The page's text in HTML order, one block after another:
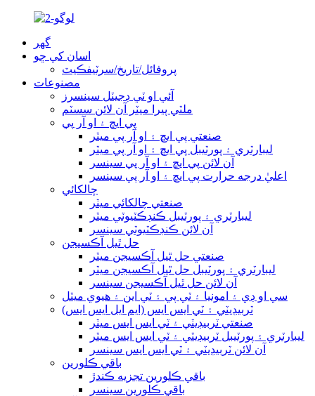
گھر
اسان کي ڇو
پروفائل/تاريخ/سرٽيفڪيٽ
مصنوعات
آئي او ٽي ڊجيٽل سينسرز
ملٽي پيرا ميٽر آن لائن سسٽم
پي ايڇ ۽ او آر پي
صنعتي پي ايڇ ۽ او آر پي ميٽر
ليبارٽري ۽ پورٽيبل پي ايڇ ۽ او آر پي ميٽر
آن لائن پي ايڇ ۽ او آر پي سينسر
اعليٰ درجه حرارت پي ايڇ ۽ او آر پي سينسر
چالکائي
صنعتي چالکائي ميٽر
ليبارٽري ۽ پورٽيبل ڪنڊڪٽيوٽي ميٽر
آن لائن ڪنڊڪٽيوٽي سينسر
حل ٿيل آڪسيجن
صنعتي حل ٿيل آڪسيجن ميٽر
ليبارٽري ۽ پورٽيبل حل ٿيل آڪسيجن ميٽر
آن لائن حل ٿيل آڪسيجن سينسر
سي او ڊي ۽ امونيا ۽ ٽي پي ۽ ٽي اين ۽ هيوي ميٽل
ٽربيڊيٽي ۽ ٽي ايس ايس (ايم ايل ايس ايس)
صنعتي ٽربيڊيٽي ۽ ٽي ايس ايس ميٽر
ليبارٽري ۽ پورٽيبل ٽربيڊيٽي ۽ ٽي ايس ايس ميٽر
آن لائن ٽربيڊيٽي ۽ ٽي ايس ايس سينسر
باقي ڪلورين
باقي ڪلورين تجزيه ڪندڙ
باقي ڪلورين سينسر